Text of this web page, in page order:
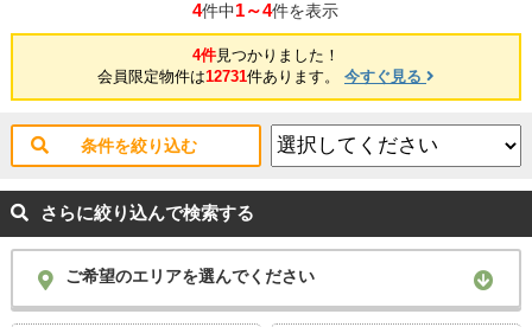
4件中1～4件を表示
4件見つかりました！
会員限定物件は12731件あります。 今すぐ見る
条件を絞り込む
さらに絞り込んで検索する
ご希望のエリアを選んでください